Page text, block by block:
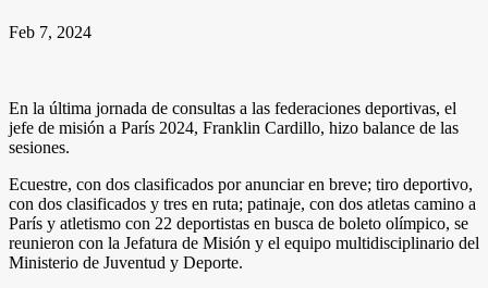
Feb 7, 2024
En la última jornada de consultas a las federaciones deportivas, el
jefe de misión a París 2024, Franklin Cardillo, hizo balance de las
sesiones.
Ecuestre, con dos clasificados por anunciar en breve; tiro deportivo,
con dos clasificados y tres en ruta; patinaje, con dos atletas camino a
París y atletismo con 22 deportistas en busca de boleto olímpico, se
reunieron con la Jefatura de Misión y el equipo multidisciplinario del
Ministerio de Juventud y Deporte.